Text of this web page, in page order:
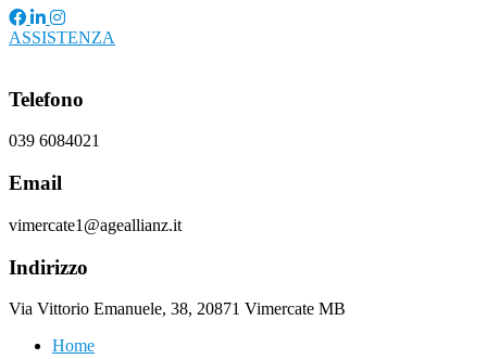
ASSISTENZA
Telefono
039 6084021
Email
vimercate1@ageallianz.it
Indirizzo
Via Vittorio Emanuele, 38, 20871 Vimercate MB
Home